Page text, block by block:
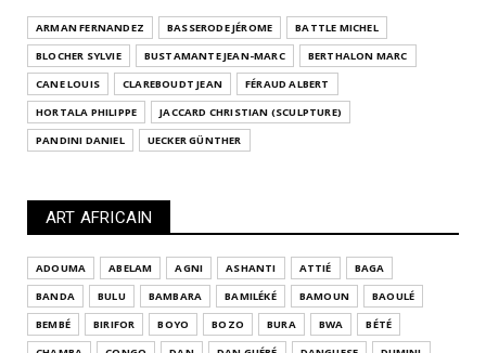
ARMAN FERNANDEZ BASSERODE JÉROME
BATTLE MICHEL
BLOCHER SYLVIE
BUSTAMANTE JEAN-MARC
BERTHALON MARC
CANE LOUIS
CLAREBOUDT JEAN
FÉRAUD ALBERT
HORTALA PHILIPPE
JACCARD CHRISTIAN (SCULPTURE)
PANDINI DANIEL
UECKER GÜNTHER
ART AFRICAIN
ADOUMA ABELAM AGNI ASHANTI ATTIÉ
BAGA
BANDA
BULU BAMBARA BAMILÉKÉ BAMOUN
BAOULÉ
BEMBÉ
BIRIFOR BOYO BOZO BURA BWA
BÉTÉ